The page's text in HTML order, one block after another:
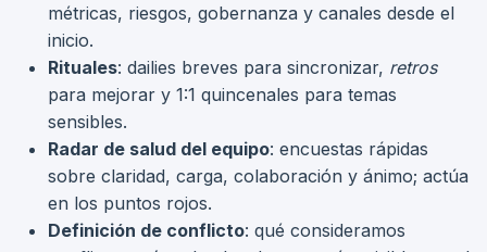
métricas, riesgos, gobernanza y canales desde el
inicio.
Rituales: dailies breves para sincronizar, retros
para mejorar y 1:1 quincenales para temas
sensibles.
Radar de salud del equipo: encuestas rápidas
sobre claridad, carga, colaboración y ánimo; actúa
en los puntos rojos.
Definición de conflicto: qué consideramos